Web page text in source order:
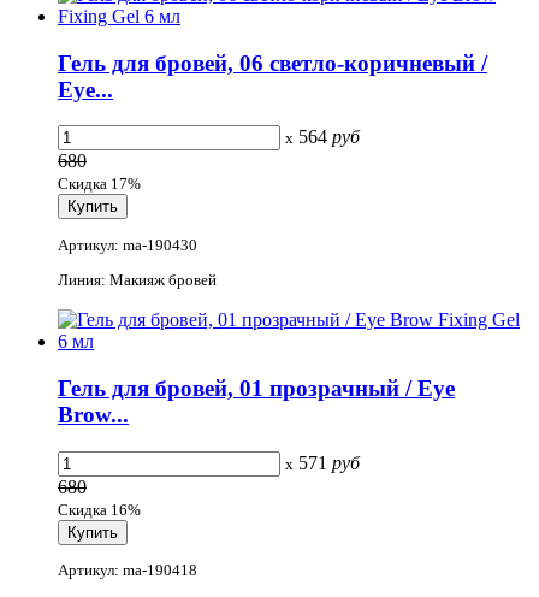
Гель для бровей, 06 светло-коричневый /
Eye...
x 564 руб
680
Скидка 17%
Артикул: ma-190430
Линия: Макияж бровей
Гель для бровей, 01 прозрачный / Eye
Brow...
x 571 руб
680
Скидка 16%
Артикул: ma-190418